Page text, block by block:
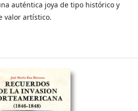
auténtica joya de tipo histórico y
valor artístico.